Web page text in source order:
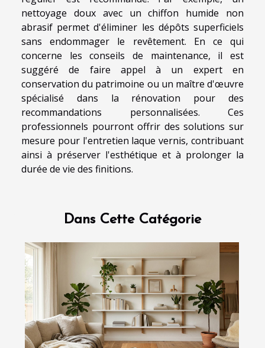
nettoyage doux avec un chiffon humide non
abrasif permet d'éliminer les dépôts superficiels
sans endommager le revêtement. En ce qui
concerne les conseils de maintenance, il est
suggéré de faire appel à un expert en
conservation du patrimoine ou un maître d'œuvre
spécialisé dans la rénovation pour des
recommandations personnalisées. Ces
professionnels pourront offrir des solutions sur
mesure pour l'entretien laque vernis, contribuant
ainsi à préserver l'esthétique et à prolonger la
durée de vie des finitions.
Dans Cette Catégorie